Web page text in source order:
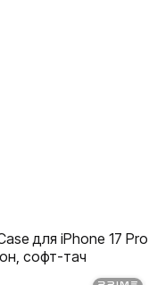
для iPhone 17 Pro
софт-тач